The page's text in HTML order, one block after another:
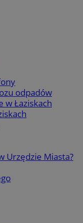
odpadów
w Łaziskach
Urzędzie Miasta?